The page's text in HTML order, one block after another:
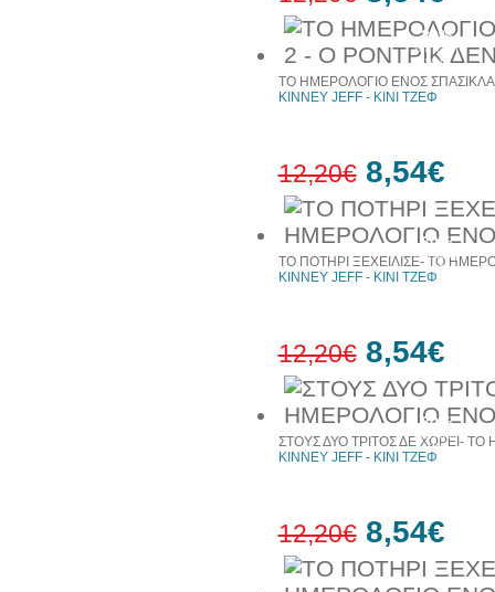
30%
έκπτωση
web
30%
έκπτωση
web
ΤΟ ΗΜΕΡΟΛΟΓΙΟ ΕΝΟΣ ΣΠΑΣΙΚΛΑ
KINNEY JEFF - ΚΙΝΙ ΤΖΕΦ
12,20€ 8,54€
30%
έκπτωση
web
ΤΟ ΠΟΤΗΡΙ ΞΕΧΕΙΛΙΣΕ- ΤΟ
KINNEY JEFF - ΚΙΝΙ ΤΖΕΦ
12,20€ 8,54€
ΣΤΟΥΣ ΔΥΟ ΤΡΙΤΟΣ ΔΕ ΧΩΡΕΙ-
KINNEY JEFF - ΚΙΝΙ ΤΖΕΦ
12,20€ 8,54€